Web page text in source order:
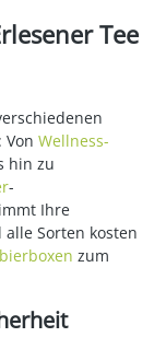
Tee
Von Wellness-
hin zu
-
Ihre
Sorten kosten
zum